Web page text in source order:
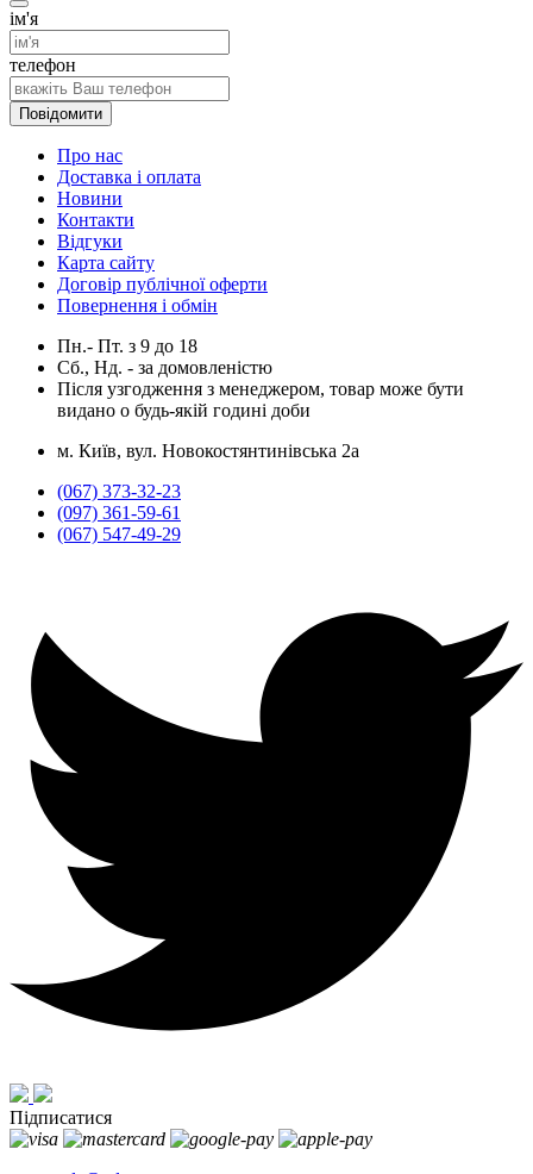
ім'я
телефон
Повідомити
Про нас
Доставка і оплата
Новини
Контакти
Відгуки
Карта сайту
Договір публічної оферти
Повернення і обмін
Пн.- Пт. з 9 до 18
Сб., Нд. - за домовленістю
Після узгодження з менеджером, товар може бути
видано о будь-якій годині доби
м. Київ, вул. Новокостянтинівська 2а
(067) 373-32-23
(097) 361-59-61
(067) 547-49-29
Підписатися